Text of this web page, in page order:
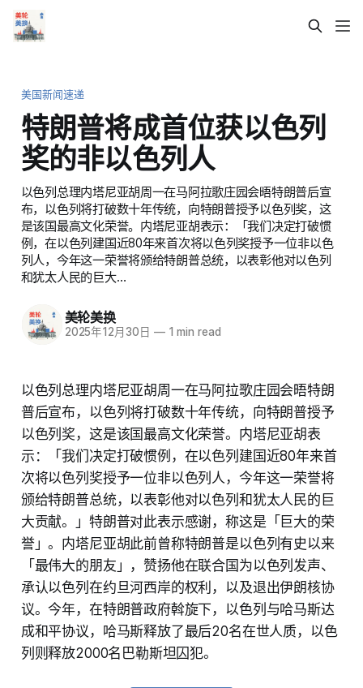
美国新闻速递
特朗普将成首位获以色列
奖的非以色列人
以色列总理内塔尼亚胡周一在马阿拉歌庄园会晤特朗普后宣
布，以色列将打破数十年传统，向特朗普授予以色列奖，这
是该国最高文化荣誉。内塔尼亚胡表示：「我们决定打破惯
例，在以色列建国近80年来首次将以色列奖授予一位非以色
列人，今年这一荣誉将颁给特朗普总统，以表彰他对以色列
和犹太人民的巨大…
美轮美换
2025年12月30日 —1 min read
以色列总理内塔尼亚胡周一在马阿拉歌庄园会晤特朗
普后宣布，以色列将打破数十年传统，向特朗普授予
以色列奖，这是该国最高文化荣誉。内塔尼亚胡表
示：「我们决定打破惯例，在以色列建国近80年来首
次将以色列奖授予一位非以色列人，今年这一荣誉将
颁给特朗普总统，以表彰他对以色列和犹太人民的巨
大贡献。」特朗普对此表示感谢，称这是「巨大的荣
誉」。内塔尼亚胡此前曾称特朗普是以色列有史以来
「最伟大的朋友」，赞扬他在联合国为以色列发声、
承认以色列在约旦河西岸的权利，以及退出伊朗核协
议。今年，在特朗普政府斡旋下，以色列与哈马斯达
成和平协议，哈马斯释放了最后20名在世人质，以色
列则释放2000名巴勒斯坦囚犯。